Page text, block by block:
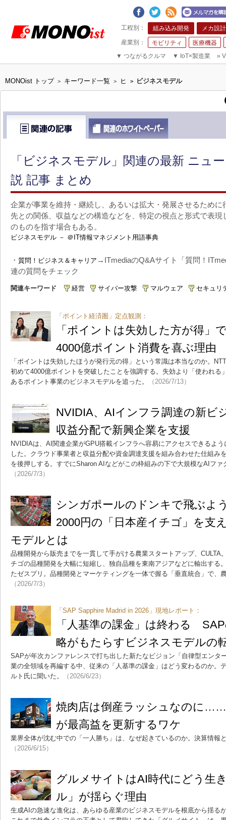
組み込み開発 メカ設計
モビリティ
医療機器
▼ つながるクルマ ▼ IoT×製造業 »
MONOist トップ > キーワード一覧 > ヒ > ビジネスモデル
「ビジネスモデル」関連の最新 ニュ
説 記事 まとめ
企業が事業を維持・継続し、あるいは拡大・発展させるため
先との関係、収益などの構造などを、特定の視点と形式で表
のものを指す場合もある。
ビジネスモデル － ＠IT情報マネジメント用語事典
・ 質問！ビジネス＆キャリア →ITmediaのQ&Aサイト「質問！
連の質問をチェック
関連キーワード 経営 サイバー攻撃 マルウェア セキュリ
「ポイント経済圏」定点観測：
「ポイントは失効した方が得
4000億ポイント消費を喜ぶ理由
「ポイントは失効したほうが発行元の得」という常識は本当なのか。
初めて4000億ポイントを突破したことを強調する。失効より「使われる
あるポイント事業のビジネスモデルを追った。
（2026/7/13）
NVIDIA、AIインフラ調達の新
収益分配で新興企業を支援
NVIDIAは、AI関連企業がGPU搭載インフラへ容易にアクセスできるよ
した。クラウド事業者と収益分配や資金調達支援を組み合わせた仕組み
を後押しする。すでにSharon AIなどがこの枠組みの下で大規模なAIフ
（2026/7/3）
シンガポールのドンキで飛ぶ
2000円の「日本産イチゴ」を支
モデルとは
品種開発から販売までを一貫して手がける農業スタートアップ、CULTA
チゴの品種開発を大幅に短縮し、独自品種を東南アジアなどに輸出する
たゼスプリ。品種開発とマーケティングを一体で握る「垂直統合」で、
（2026/7/3）
「SAP Sapphire Madrid in 2026」現地レポート：
「人基準の課金」は終わる
略がもたらすビジネスモデルの
SAPが年次カンファレンスで打ち出した新たなビジョン「自律型エンタ
業の全領域を再編する中、従来の「人基準の課金」はどう変わるのか。
ルト氏に聞いた。
（2026/6/23）
焼肉店は倒産ラッシュなのに
が最高益を更新するワケ
業界全体が沈む中での「一人勝ち」は、なぜ起きているのか。決算情報
（2026/6/15）
グルメサイトはAI時代にどう生
ル」が揺らぐ理由
生成AIの急速な進化は、あらゆる産業のビジネスモデルを根底から揺る